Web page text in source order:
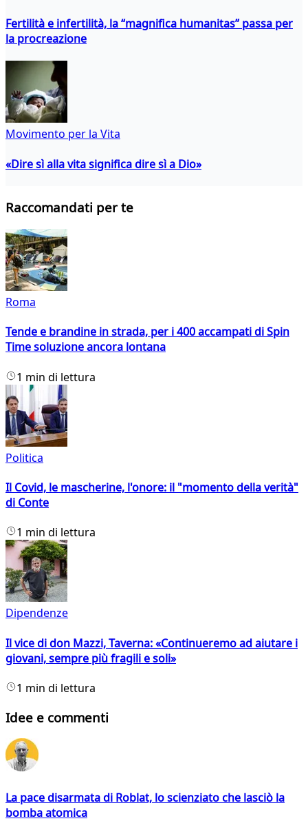
Fertilità e infertilità, la “magnifica humanitas” passa per
la procreazione
Movimento per la Vita
«Dire sì alla vita significa dire sì a Dio»
Raccomandati per te
Roma
Tende e brandine in strada, per i 400 accampati di Spin
Time soluzione ancora lontana
1 min di lettura
Politica
Il Covid, le mascherine, l'onore: il "momento della verità"
di Conte
1 min di lettura
Dipendenze
Il vice di don Mazzi, Taverna: «Continueremo ad aiutare i
giovani, sempre più fragili e soli»
1 min di lettura
Idee e commenti
La pace disarmata di Roblat, lo scienziato che lasciò la
bomba atomica